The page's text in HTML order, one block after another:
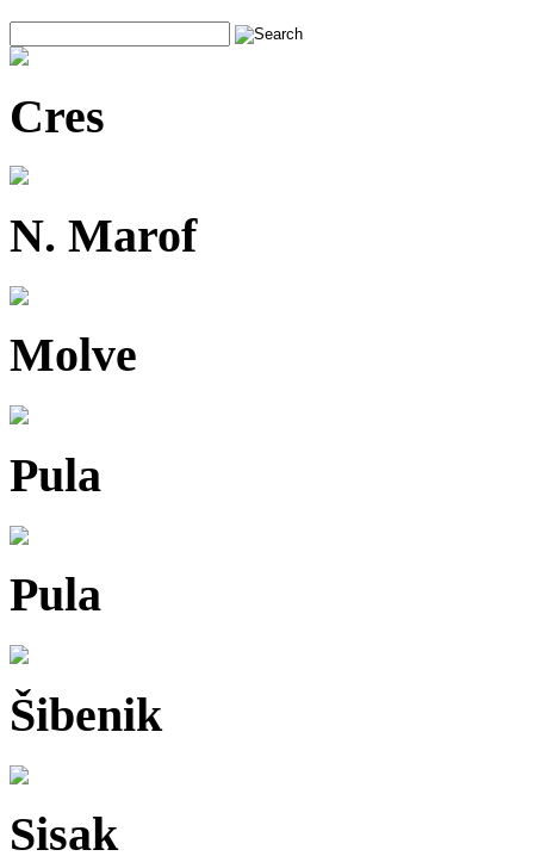
Cres
N. Marof
Molve
Pula
Pula
Šibenik
Sisak